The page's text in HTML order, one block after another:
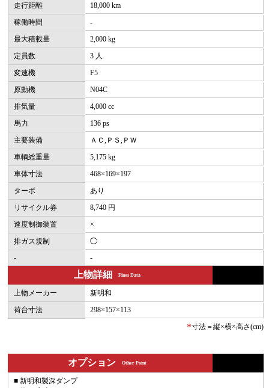
走行距離
18,000 km
稼働時間
-
最大積載量
2,000 kg
定員数
3 人
変速機
F5
原動機
N04C
排気量
4,000 cc
馬力
136 ps
主要装備
ＡＣ,ＰＳ,ＰＷ
車輌総重量
5,175 kg
車体寸法
468×169×197
ターボ
あり
リサイクル券
8,740 円
速度制御装置
×
排ガス規制
◯
-
-
上物詳細 Fines Data
上物メーカー
新明和
荷台寸法
298×157×113
*寸法＝縦×横×高さ(cm)
オプション Other Point
■ 新明和製深ダンプ